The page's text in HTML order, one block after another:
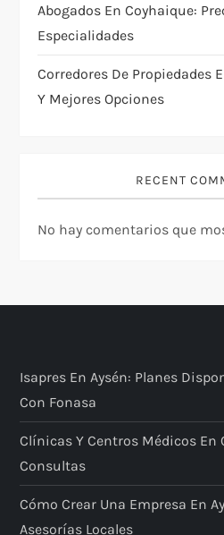
Abogados En Coyhaique:
Especialidades
Corredores De Propiedades
Y Mejores Opciones
RECENT
No hay comentarios que
Isapres En Aysén: Planes
Con Fonasa
Clínicas Y Centros Médicos En
Consultas
Cómo Crear Una Empresa En
Asesorías Locales